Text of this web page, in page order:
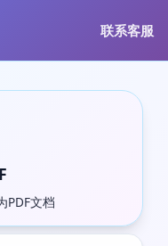
联系客服
PDF文档